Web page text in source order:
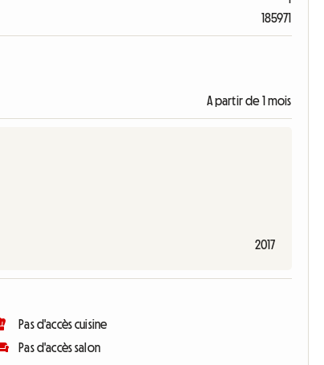
185971
A partir de 1 mois
2017
Pas d'accès cuisine
Pas d'accès salon